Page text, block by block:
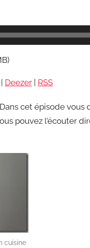
Deezer RSS
cet épisode vous
pouvez l’écouter
cuisine